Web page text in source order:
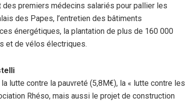
premiers médecins salariés pour pallier les
des Papes, l’entretien des bâtiments
énergétiques, la plantation de plus de 160 000
et de vélos électriques.
lutte contre la pauvreté (5,8M€), la « lutte contre les
Rhéso, mais aussi le projet de construction